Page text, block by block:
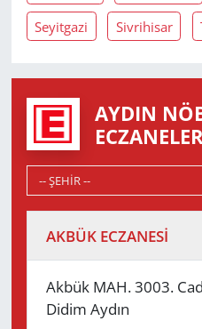
Seyitgazi Sivrihisar
AYDIN
ECZANELER
AKBÜK ECZANESİ
Akbük MAH. 3003.
Didim Aydın